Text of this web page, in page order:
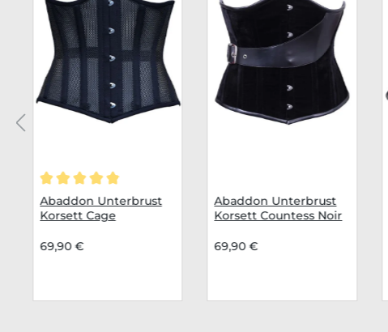
Durchschnittliche Bewertung von 5 von 5 Sternen
Abaddon Unterbrust
Korsett Cage
69,90 €
Abaddon Unterbrust
Korsett Countess Noir
69,90 €